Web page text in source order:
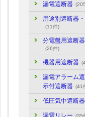
漏電遮断器
用途別遮断器
(11件)
分電盤用遮断
(26件)
機器用遮断器
漏電アラーム
示付遮断器 (41
低圧気中遮断器
漏電リレー (35